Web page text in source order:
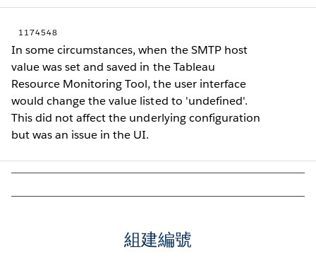
1174548
In some circumstances, when the SMTP host
value was set and saved in the Tableau
Resource Monitoring Tool, the user interface
would change the value listed to 'undefined'.
This did not affect the underlying configuration
but was an issue in the UI.
組建編號